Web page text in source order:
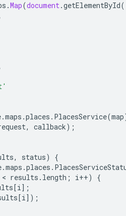
.Map(document.getElementById(
.maps .places . PlacesService(map
, callback);
, status)
{
.maps .places .
< results . length ; i++)
{
[i];
[i]);